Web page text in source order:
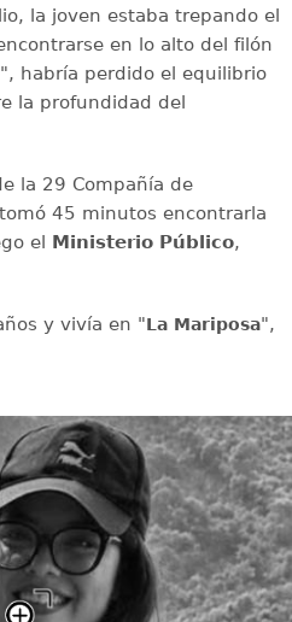
la joven estaba trepando el
en lo alto del filón
", habría perdido el equilibrio
la profundidad del
la 29 Compañía de
45 minutos encontrarla
el
Ministerio Público,
y vivía en "La Mariposa",